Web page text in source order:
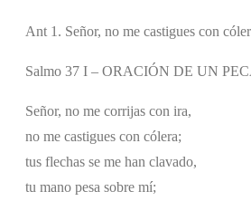
Ant 1. Señor, no me castigues con
Salmo 37 I – ORACIÓN DE UN
Señor, no me corrijas con ira,
no me castigues con cólera;
tus flechas se me han clavado,
tu mano pesa sobre mí;